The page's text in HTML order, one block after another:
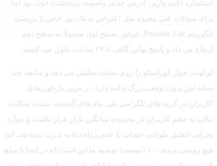
(تأیید واریز، آدرس جدید، وضعیت برداشت) خوب بود اما
سؤالات فنی پیچیده مثل اعتراض به یک دور خاص یا بررسی
الگوریتم Provably Fair، اپراتور سطح اول معمولاً به سطح دوم
می داد و پاسخ نهایی گاهی تا ۲۴ ساعت طول می کشید.
جواز کوراسائو را روی سایت نمایش می دهد و سابقه چند
اش بدون توقف بزرگ ادامه دارد. در مرور بازخوردهای
در گروه های تلگرامی طی ماه های گذشته، نسبت شکایت
به حجم کاربران در محدوده میانگین بازار قرار داشت و موارد
(تعلیق طولانی حساب یا عدم پرداخت) به ندرت دیده شد. اما
هیچ روشی برنده ۱۰۰٪ نیست؛ توصیه ما این است که در ابتدا با مبلغ